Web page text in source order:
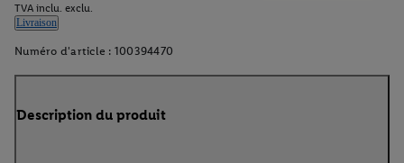
TVA inclu. exclu.
Livraison
Numéro d'article : 100394470
Description du produit